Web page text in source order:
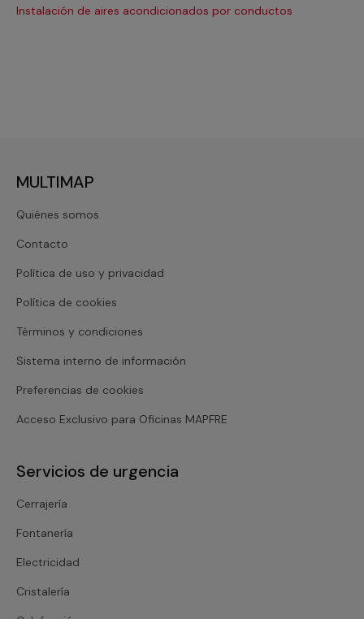
Instalación de aires acondicionados por conductos
MULTIMAP
Quiénes somos
Contacto
Política de uso y privacidad
Política de cookies
Términos y condiciones
Sistema interno de información
Preferencias de cookies
Acceso Exclusivo para Oficinas MAPFRE
Servicios de urgencia
Cerrajería
Fontanería
Electricidad
Cristalería